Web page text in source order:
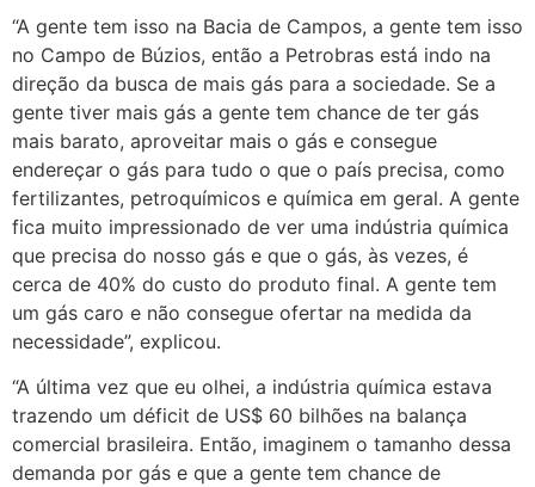
“A gente tem isso na Bacia de Campos, a gente tem isso
no Campo de Búzios, então a Petrobras está indo na
direção da busca de mais gás para a sociedade. Se a
gente tiver mais gás a gente tem chance de ter gás
mais barato, aproveitar mais o gás e consegue
endereçar o gás para tudo o que o país precisa, como
fertilizantes, petroquímicos e química em geral. A gente
fica muito impressionado de ver uma indústria química
que precisa do nosso gás e que o gás, às vezes, é
cerca de 40% do custo do produto final. A gente tem
um gás caro e não consegue ofertar na medida da
necessidade”, explicou.
“A última vez que eu olhei, a indústria química estava
trazendo um déficit de US$ 60 bilhões na balança
comercial brasileira. Então, imaginem o tamanho dessa
demanda por gás e que a gente tem chance de